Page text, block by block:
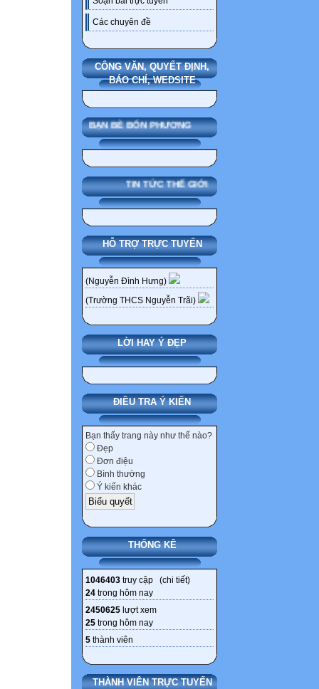
Các chuyên đề
CÔNG VĂN, QUYẾT ĐỊNH,
BÁO CHÍ, WEDSITE
BẠN BÈ BỐN PHƯƠNG
TIN TỨC THẾ GIỚI
HỖ TRỢ TRỰC TUYẾN
(Nguyễn Đình Hưng)
(Trường THCS Nguyễn Trãi)
LỜI HAY Ý ĐẸP
ĐIỀU TRA Ý KIẾN
Bạn thấy trang này như thế nào?
Đẹp
Đơn điệu
Bình thường
Ý kiến khác
THỐNG KÊ
1046403 truy cập (chi tiết)
24 trong hôm nay
2450625 lượt xem
25 trong hôm nay
5 thành viên
THÀNH VIÊN TRỰC TUYẾN